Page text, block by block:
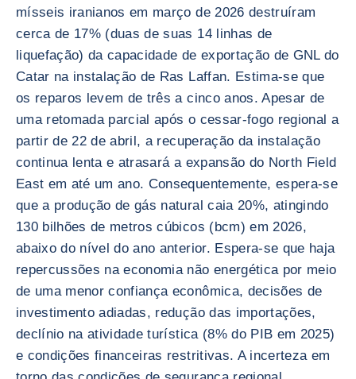
mísseis iranianos em março de 2026 destruíram
cerca de 17% (duas de suas 14 linhas de
liquefação) da capacidade de exportação de GNL do
Catar na instalação de Ras Laffan. Estima-se que
os reparos levem de três a cinco anos. Apesar de
uma retomada parcial após o cessar-fogo regional a
partir de 22 de abril, a recuperação da instalação
continua lenta e atrasará a expansão do North Field
East em até um ano. Consequentemente, espera-se
que a produção de gás natural caia 20%, atingindo
130 bilhões de metros cúbicos (bcm) em 2026,
abaixo do nível do ano anterior. Espera-se que haja
repercussões na economia não energética por meio
de uma menor confiança econômica, decisões de
investimento adiadas, redução das importações,
declínio na atividade turística (8% do PIB em 2025)
e condições financeiras restritivas. A incerteza em